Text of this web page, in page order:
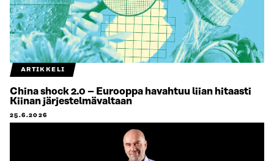
ARTIKKELI
China shock 2.0 – Eurooppa havahtuu liian hitaasti
Kiinan järjestelmävaltaan
25.6.2026